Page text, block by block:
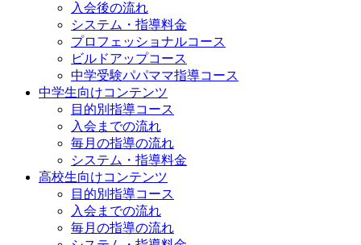
入会後の流れ
システム・指導料金
プロフェッショナルコース
ビルドアップコース
中学受験パパママ指導コース
中学生向けコンテンツ
目的別指導コース
入会までの流れ
毎月の指導の流れ
システム・指導料金
高校生向けコンテンツ
目的別指導コース
入会までの流れ
毎月の指導の流れ